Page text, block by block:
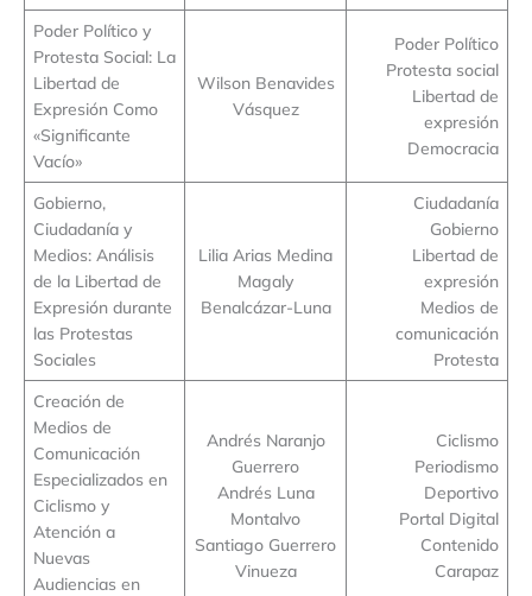
Poder Político y
Protesta Social: La
Libertad de
Expresión Como
«Significante
Vacío»
Wilson Benavides
Vásquez
Poder Político
Protesta social
Libertad de
expresión
Democracia
Gobierno,
Ciudadanía y
Medios: Análisis
de la Libertad de
Expresión durante
las Protestas
Sociales
Lilia Arias Medina
Magaly
Benalcázar-Luna
Ciudadanía
Gobierno
Libertad de
expresión
Medios de
comunicación
Protesta
Creación de
Medios de
Comunicación
Especializados en
Ciclismo y
Atención a
Nuevas
Audiencias en
Andrés Naranjo
Guerrero
Andrés Luna
Montalvo
Santiago Guerrero
Vinueza
Ciclismo
Periodismo
Deportivo
Portal Digital
Contenido
Carapaz